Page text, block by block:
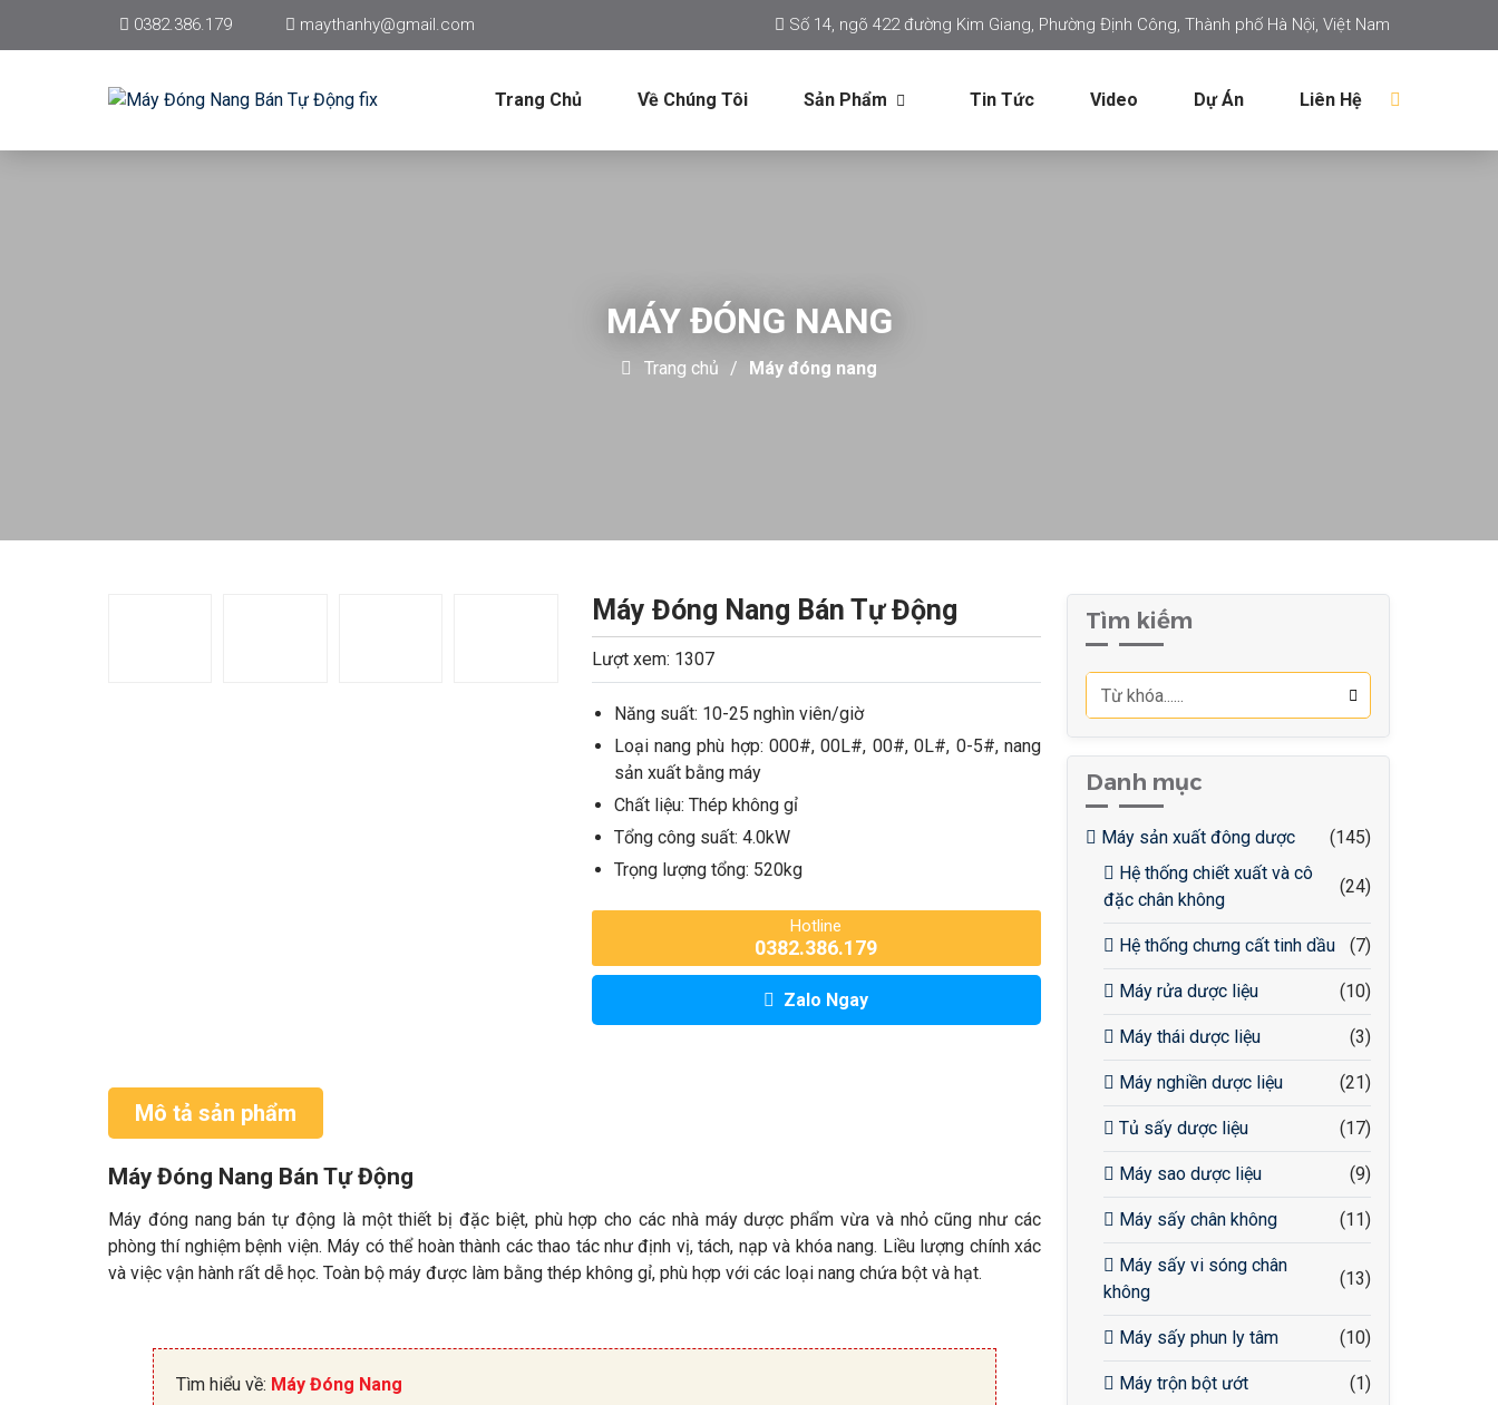
0382.386.179 maythanhy@gmail.com Số 14, ngõ 422 đường Kim Giang, Phường Định Công, Thành phố Hà Nội, Việt Nam
Trang Chủ Về Chúng Tôi Sản Phẩm Tin Tức Video Dự Án Liên Hệ
MÁY ĐÓNG NANG
Trang chủ Máy đóng nang
Máy Đóng Nang Bán Tự Động
Lượt xem: 1307
Năng suất: 10-25 nghìn viên/giờ
Loại nang phù hợp: 000#, 00L#, 00#, 0L#, 0-5#, nang
sản xuất bằng máy
Chất liệu: Thép không gỉ
Tổng công suất: 4.0kW
Trọng lượng tổng: 520kg
Hotline
0382.386.179
Zalo Ngay
Mô tả sản phẩm
Máy Đóng Nang Bán Tự Động
Máy đóng nang bán tự động là một thiết bị đặc biệt, phù hợp cho các nhà máy dược phẩm vừa và nhỏ cũng như các
phòng thí nghiệm bệnh viện. Máy có thể hoàn thành các thao tác như định vị, tách, nạp và khóa nang. Liều lượng chính xác
và việc vận hành rất dễ học. Toàn bộ máy được làm bằng thép không gỉ, phù hợp với các loại nang chứa bột và hạt.
Tìm hiểu về: Máy Đóng Nang
Tìm kiếm
Danh mục
Máy sản xuất đông dược
(145)
Hệ thống chiết xuất và cô
đặc chân không
(24)
Hệ thống chưng cất tinh dầu (7)
Máy rửa dược liệu (10)
Máy thái dược liệu (3)
Máy nghiền dược liệu (21)
Tủ sấy dược liệu (17)
Máy sao dược liệu (9)
Máy sấy chân không (11)
Máy sấy vi sóng chân
không
(13)
Máy sấy phun ly tâm (10)
Máy trộn bột ướt (1)